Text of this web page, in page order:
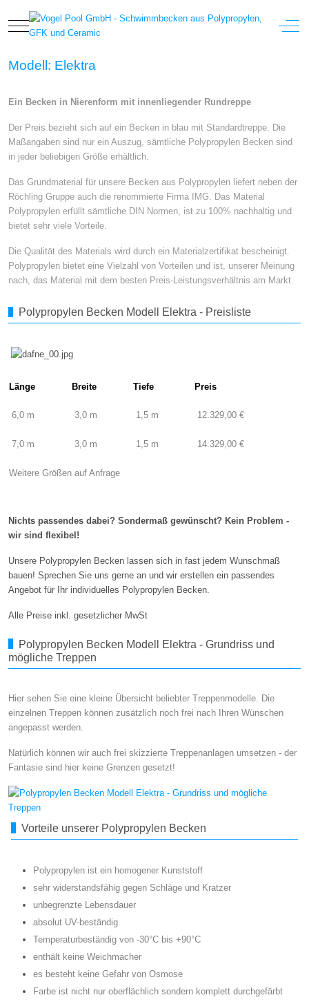
Mobile Menu Toggle Off-
Modell: Elektra
Ein Becken in Nierenform mit innenliegender Rundreppe
Der Preis bezieht sich auf ein Becken in blau mit Standardtreppe. Die
Maßangaben sind nur ein Auszug, sämtliche Polypropylen Becken sind
in jeder beliebigen Größe erhältlich.
Das Grundmaterial für unsere Becken aus Polypropylen liefert neben der
Röchling Gruppe auch die renommierte Firma IMG. Das Material
Polypropylen erfüllt sämtliche DIN Normen, ist zu 100% nachhaltig und
bietet sehr viele Vorteile.
Die Qualität des Materials wird durch ein Materialzertifikat bescheinigt.
Polypropylen bietet eine Vielzahl von Vorteilen und ist, unserer Meinung
nach, das Material mit dem besten Preis-Leistungsverhältnis am Markt.
Polypropylen Becken Modell Elektra - Preisliste
Länge Breite Tiefe Preis
6,0 m 3,0 m 1,5 m 12.329,00 €
7,0 m 3,0 m 1,5 m 14.329,00 €
Weitere Größen auf Anfrage
Nichts passendes dabei? Sondermaß gewünscht? Kein Problem -
wir sind flexibel!
Unsere Polypropylen Becken lassen sich in fast jedem Wunschmaß
bauen! Sprechen Sie uns gerne an und wir erstellen ein passendes
Angebot für Ihr individuelles Polypropylen Becken.
Alle Preise inkl. gesetzlicher MwSt
Polypropylen Becken Modell Elektra - Grundriss und
mögliche Treppen
Hier sehen Sie eine kleine Übersicht beliebter Treppenmodelle. Die
einzelnen Treppen können zusätzlich noch frei nach Ihren Wünschen
angepasst werden.
Natürlich können wir auch frei skizzierte Treppenanlagen umsetzen - der
Fantasie sind hier keine Grenzen gesetzt!
Vorteile unserer Polypropylen Becken
Polypropylen ist ein homogener Kunststoff
sehr widerstandsfähig gegen Schläge und Kratzer
unbegrenzte Lebensdauer
absolut UV-beständig
Temperaturbeständig von -30°C bis +90°C
enthält keine Weichmacher
es besteht keine Gefahr von Osmose
Farbe ist nicht nur oberflächlich sondern komplett durchgefärbt